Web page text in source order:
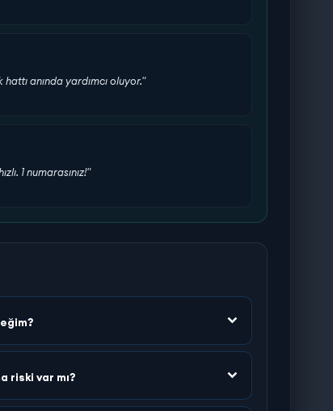
anında yardımcı oluyor."
1 numarasınız!"
riski var mı?